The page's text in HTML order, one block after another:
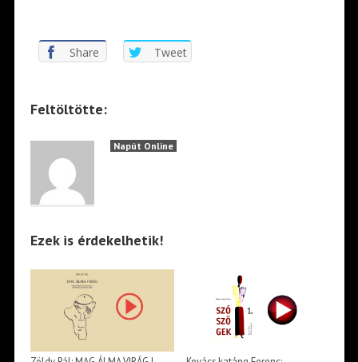
Share Tweet
Feltöltötte:
Napút Online
Ezek is érdekelhetik!